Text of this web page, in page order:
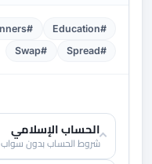
#Education
#Beginners
#Spread
#Swap
الحساب الإسلامي
شروط الحساب بدون سواب